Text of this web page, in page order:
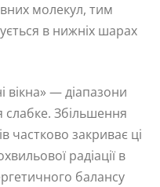
молекул, тим
в нижніх шарах
вікна» — діапазони
Збільшення
частково закриває ці
радіації в
балансу